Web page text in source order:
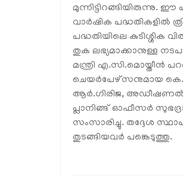
വാര്‍ഷിക പദ്ധതികളില്‍
പദ്ധതിയിലെ കുടിശ്ശിക
തുക ലഭ്യമാക്കാനുള്ള
മന്ത്രി എ.സി.മൊയ്തീന്‍
ചെയര്‍പേഴ്‌സനുമായ
ആര്‍.ഗിരിജ, അഡീഷണല്‍
പ്ലാനിങ്ങ് ഓഫീസര്‍
സംസാരിച്ചു. തദ്ദേശ
തുടങ്ങിയവര്‍ പങ്കെടുത്തു.